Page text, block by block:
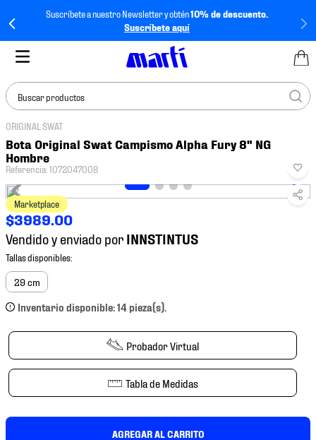
Suscríbete a nuestro Newsletter y obtén10% de descuento.
Suscríbete aquí
Buscar productos
ORIGINAL SWAT
Bota Original Swat Campismo Alpha Fury 8" NG
Hombre
Referencia:1072047008
Marketplace
$3989.00
Vendido y enviado por
29 cm
Inventario disponible: 14 pieza(s).
Probador Virtual
Tabla de Medidas
AGREGAR AL CARRITO
TÉRMINOS MÁS
BUSCADOS
1.
tenis mujer
2.
tenis hombre
3.
tenis
jersey
5.
tenis futbol
9.
tenis niño
10. tenis nike